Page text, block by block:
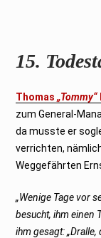
15.
Thomas„Tommy“
zum General-
da musste er
verrichten,
Weggefährten
„Wenige Tage vor
besucht, ihm einen
ihm gesagt: